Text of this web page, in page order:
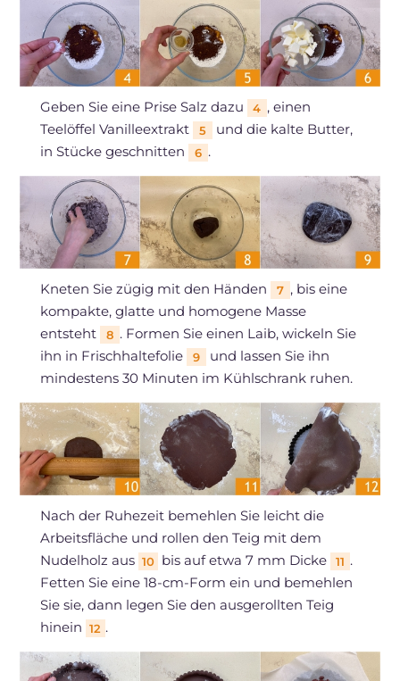
Geben Sie eine Prise Salz dazu 4 , einen
Teelöffel Vanilleextrakt
5
und die kalte Butter,
in Stücke geschnitten
6 .
Kneten Sie zügig mit den Händen 7 , bis eine
kompakte, glatte und homogene Masse
entsteht
8 . Formen Sie einen Laib, wickeln Sie
ihn in Frischhaltefolie
9
und lassen Sie ihn
mindestens 30 Minuten im Kühlschrank ruhen.
Nach der Ruhezeit bemehlen Sie leicht die
Arbeitsfläche und rollen den Teig mit dem
Nudelholz aus 10 bis auf etwa 7 mm Dicke 11 .
Fetten Sie eine 18-cm-Form ein und bemehlen
Sie sie, dann legen Sie den ausgerollten Teig
hinein 12 .